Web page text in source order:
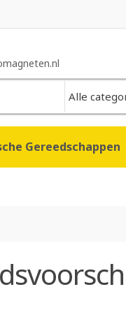
Alle
Gereedschappen